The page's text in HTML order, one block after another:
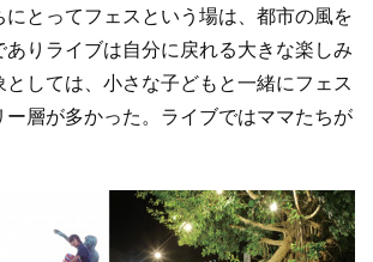
とってフェスという場は、都市の風を
りライブは自分に戻れる大きな楽しみ
しては、小さな子どもと一緒にフェス
ー層が多かった。ライブではママたちが